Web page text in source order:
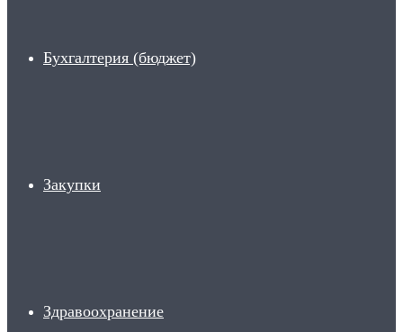
Бухгалтерия (бюджет)
Закупки
Здравоохранение